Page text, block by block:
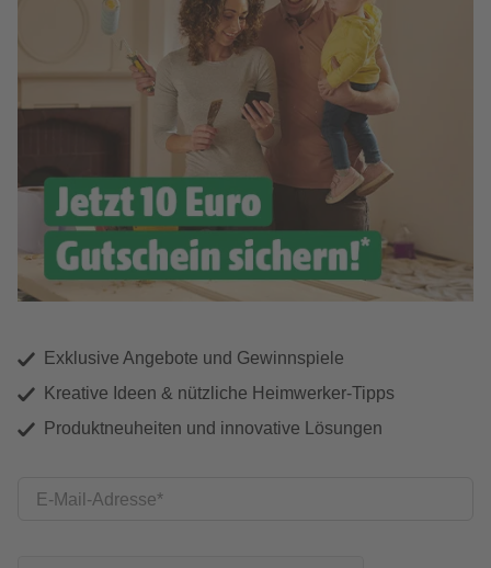
Exklusive Angebote und Gewinnspiele
Kreative Ideen & nützliche Heimwerker-Tipps
Produktneuheiten und innovative Lösungen
E-Mail-Adresse